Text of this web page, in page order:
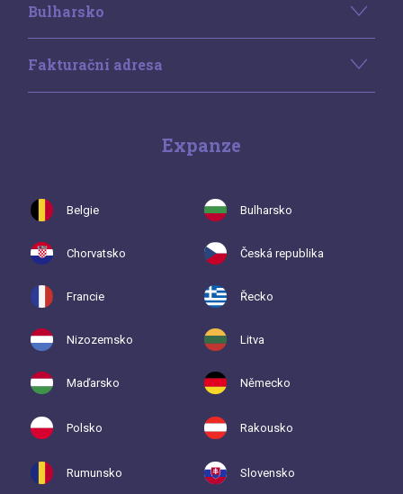
Bulharsko
Fakturační adresa
Expanze
Belgie Bulharsko
Chorvatsko Česká republika
Francie Řecko
Nizozemsko Litva
Maďarsko Německo
Polsko Rakousko
Rumunsko Slovensko